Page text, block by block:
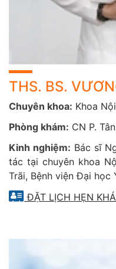
Bệnh hô hấp mạn
Hút thuốc lá, làm
HÃY THĂM KHÁM VÀ
HẤP NGAY HÔM NAY
Hệ hô hấp khỏe mạnh
sống trọn vẹn mỗi
hiện sớm, điều trị kịp
chứng nguy hiểm. Chủ
hôm nay – vì mỗi hơi
lượng hơn!
THS. BS.
Chuyên khoa: Khoa
Phòng khám: CN P.
Kinh nghiệm: Bác sĩ
tác tại chuyên khoa
Trãi, Bệnh viện Đại học
ĐẶT LỊCH HẸN